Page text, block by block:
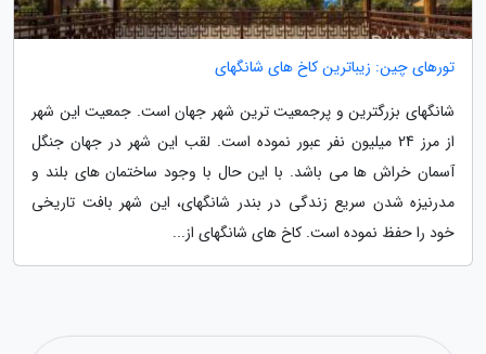
تورهای چین: زیباترین کاخ های شانگهای
شانگهای بزرگترین و پرجمعیت ترین شهر جهان است. جمعیت این شهر
از مرز 24 میلیون نفر عبور نموده است. لقب این شهر در جهان جنگل
آسمان خراش ها می باشد. با این حال با وجود ساختمان های بلند و
مدرنیزه شدن سریع زندگی در بندر شانگهای، این شهر بافت تاریخی
خود را حفظ نموده است. کاخ های شانگهای از...